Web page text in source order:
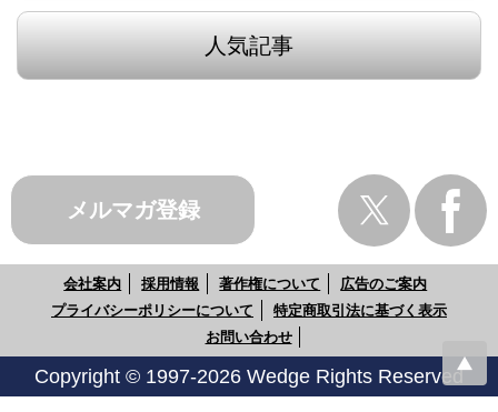
人気記事
メルマガ登録
会社案内 採用情報 著作権について
広告のご案内
プライバシーポリシーについて
特定商取引法に基づく表示
お問い合わせ
Copyright © 1997-2026 Wedge Rights Reserved